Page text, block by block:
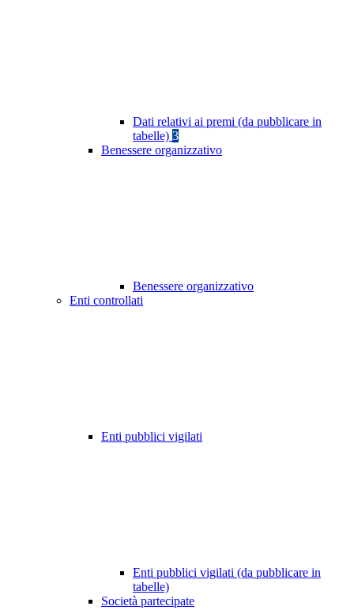
Dati relativi ai premi (da pubblicare in
tabelle) 3
Benessere organizzativo
Benessere organizzativo
Enti controllati
Enti pubblici vigilati
Enti pubblici vigilati (da pubblicare in
tabelle)
Società partecipate